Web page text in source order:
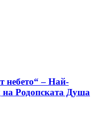
небето“ – Най-
на Родопската Душа